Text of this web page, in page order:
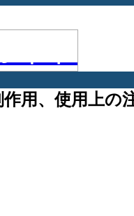
用、使用上の